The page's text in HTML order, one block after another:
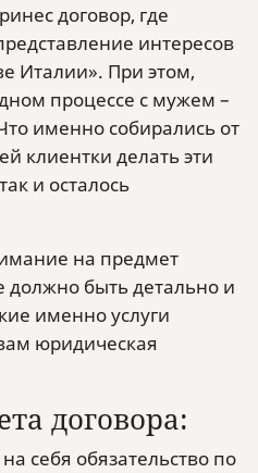
договор, где
интересов
Италии». При этом,
процессе с мужем –
именно собирались от
клиентки делать эти
и осталось
на предмет
должно быть детально и
именно услуги
юридическая
договора:
себя обязательство по